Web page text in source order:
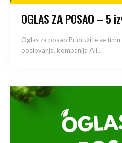
OGLAS ZA POSAO – 5
Oglas za posao Pridružite se
poslovanja, kompanija Ali...